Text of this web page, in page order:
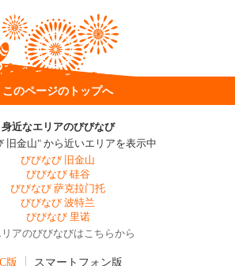
このページのトップへ
身近なエリアのびびなび
旧金山" から近いエリアを表示中
びびなび 旧金山
びびなび 硅谷
びびなび 萨克拉门托
びびなび 波特兰
びびなび 里诺
アのびびなびはこちらから
版 スマートフォン版